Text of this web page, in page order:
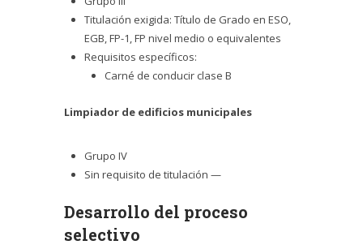
Titulación exigida: Título de Grado en ESO,
EGB, FP-1, FP nivel medio o equivalentes
Requisitos específicos:
Carné de conducir clase B
Limpiador de edificios municipales
Grupo IV
Sin requisito de titulación —
Desarrollo del proceso
selectivo